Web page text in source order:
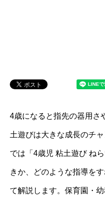
4歳になると指先の器用さ
土遊びは大きな成長のチ
では「4歳児 粘土遊び ね
きか、どのような指導を
て解説します。保育園・